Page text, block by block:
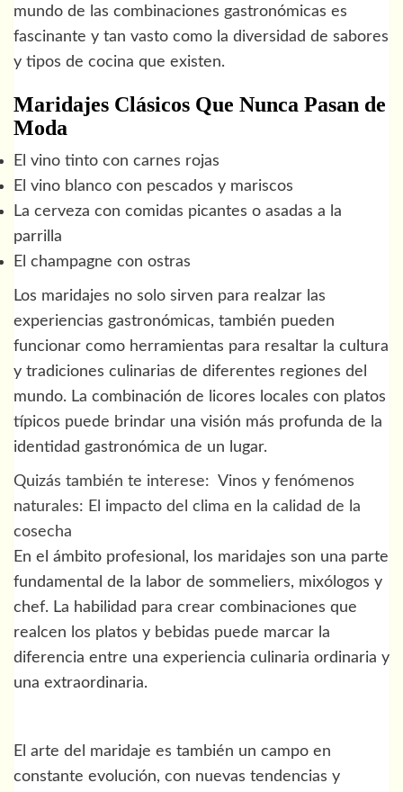
mundo de las combinaciones gastronómicas es
fascinante y tan vasto como la diversidad de sabores
y tipos de cocina que existen.
Maridajes Clásicos Que Nunca Pasan de
Moda
El vino tinto con carnes rojas
El vino blanco con pescados y mariscos
La cerveza con comidas picantes o asadas a la
parrilla
El champagne con ostras
Los maridajes no solo sirven para realzar las
experiencias gastronómicas, también pueden
funcionar como herramientas para resaltar la cultura
y tradiciones culinarias de diferentes regiones del
mundo. La combinación de licores locales con platos
típicos puede brindar una visión más profunda de la
identidad gastronómica de un lugar.
Quizás también te interese: Vinos y fenómenos
naturales: El impacto del clima en la calidad de la
cosecha
En el ámbito profesional, los maridajes son una parte
fundamental de la labor de sommeliers, mixólogos y
chef. La habilidad para crear combinaciones que
realcen los platos y bebidas puede marcar la
diferencia entre una experiencia culinaria ordinaria y
una extraordinaria.
El arte del maridaje es también un campo en
constante evolución, con nuevas tendencias y